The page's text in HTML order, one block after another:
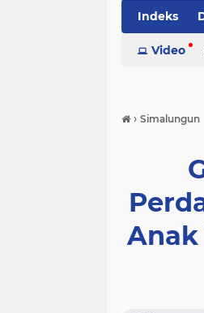
Indeks
Video
› Simalungun
Anak